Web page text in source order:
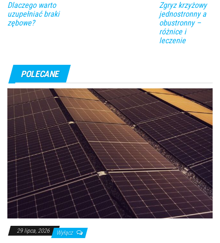
Dlaczego warto
uzupełniać braki
zębowe?
Zgryz krzyżowy
jednostronny a
obustronny –
różnice i
leczenie
POLECANE
29 lipca, 2026 Wyłącz